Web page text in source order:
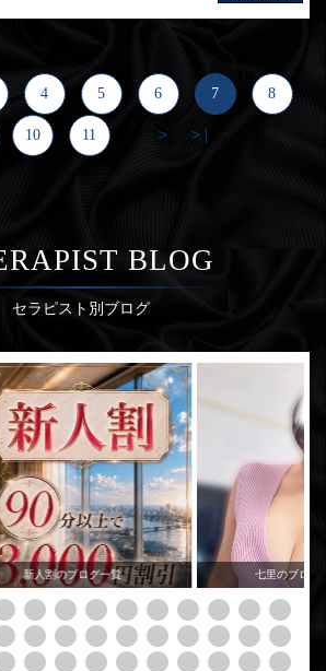
4 5 6 7 8
10 11 ＞ ＞|
BLOG
セラピスト別ブログ
新人割のブログ一覧 七里のブログ